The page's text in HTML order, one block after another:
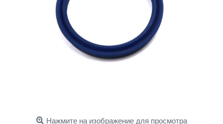
Нажмите на изображение для просмотра